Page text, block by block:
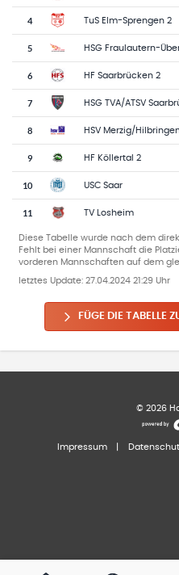
4 TuS Elm-Sprengen 2
5 HSG Fraulautern-
6 HF Saarbrücken 2
7 HSG TVA/ATSV
8 HSV Merzig/
9 HF Köllertal 2
10 USC Saar
11 TV Losheim
Diese Tabelle wurde nach dem
Fehlt bei einer Mannschaft die
vorderen Mannschaften auf dem
letztes Update: 27.04.2024 21:29 Uhr
FÜGE DIE TABELLE
© 2026
Impressum